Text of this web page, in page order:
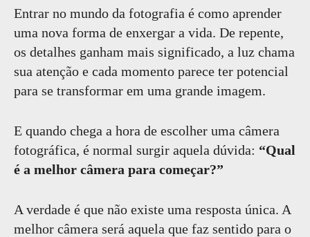
Entrar no mundo da fotografia é como aprender
uma nova forma de enxergar a vida. De repente,
os detalhes ganham mais significado, a luz chama
sua atenção e cada momento parece ter potencial
para se transformar em uma grande imagem.
E quando chega a hora de escolher uma câmera
fotográfica, é normal surgir aquela dúvida: “Qual
é a melhor câmera para começar?”
A verdade é que não existe uma resposta única. A
melhor câmera será aquela que faz sentido para o